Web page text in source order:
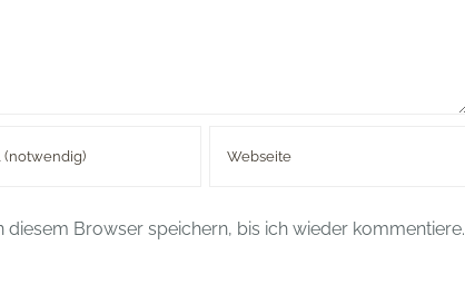
diesem Browser speichern, bis ich wieder kommentiere.